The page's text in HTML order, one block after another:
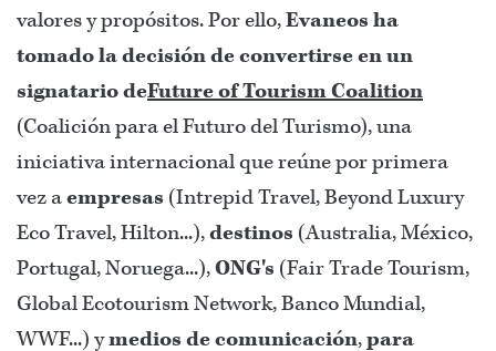
valores y propósitos. Por ello,Evaneos ha
tomado la decisión de convertirse en un
signatario deFuture of Tourism Coalition
(Coalición para el Futuro del Turismo), una
iniciativa internacional que reúne por primera
vez aempresas (Intrepid Travel, Beyond Luxury
Eco Travel, Hilton...),destinos (Australia, México,
Portugal, Noruega...),ONG's (Fair Trade Tourism,
Global Ecotourism Network, Banco Mundial,
WWF...) ymedios de comunicación,para